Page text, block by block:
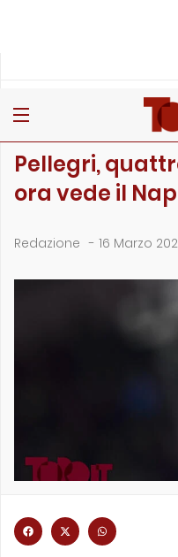
Pellegri,
ora vede il
Redazione - 16 Marzo